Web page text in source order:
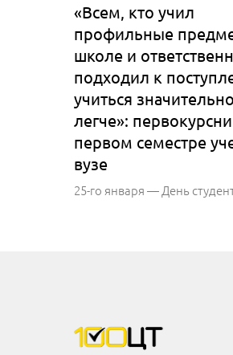
«Всем, кто учил
профильные
школе и
подходил к
учиться значительно
легче»:
первом семестре
вузе
25-го января — День